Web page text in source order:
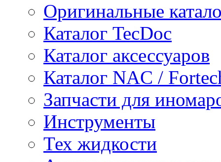
Оригинальные
Каталог TecDoc
Каталог аксессуаров
Каталог NAC /
Запчасти для
Инструменты
Тех жидкости